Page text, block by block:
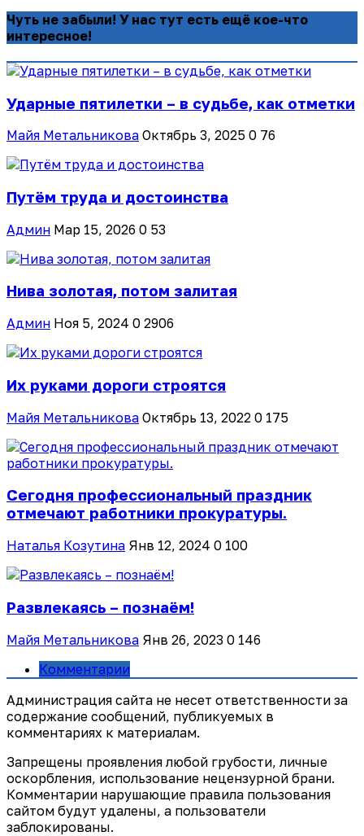
Чуть не забыли! У нас тут есть ещё кое-что
интересное!
Ударные пятилетки – в судьбе, как отметки
Майя Метальникова Октябрь 3, 2025 0 76
Путём труда и достоинства
Админ Мар 15, 2026 0 53
Нива золотая, потом залитая
Админ Ноя 5, 2024 0 2906
Их руками дороги строятся
Майя Метальникова Октябрь 13, 2022 0 175
Сегодня профессиональный праздник
отмечают работники прокуратуры.
Наталья Козутина Янв 12, 2024 0 100
Развлекаясь – познаём!
Майя Метальникова Янв 26, 2023 0 146
Комментарии
Администрация сайта не несет ответственности за
содержание сообщений, публикуемых в
комментариях к материалам.
Запрещены проявления любой грубости, личные
оскорбления, использование нецензурной брани.
Комментарии нарушающие правила пользования
сайтом будут удалены, а пользователи
заблокированы.